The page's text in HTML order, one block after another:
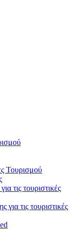
Τουρισμού
τουριστικές
τις τουριστικές